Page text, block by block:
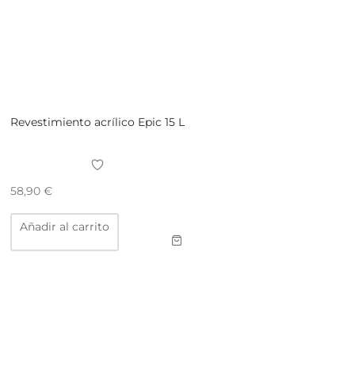
Revestimiento acrílico Epic 15 L
58,90 €
Añadir al carrito